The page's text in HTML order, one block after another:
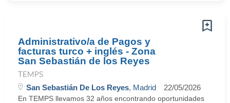
Administrativo/a de Pagos y
facturas turco + inglés - Zona
San Sebastián de los Reyes
TEMPS
San Sebastián De Los Reyes, Madrid 22/05/2026
En TEMPS llevamos 32 años encontrando oportunidades